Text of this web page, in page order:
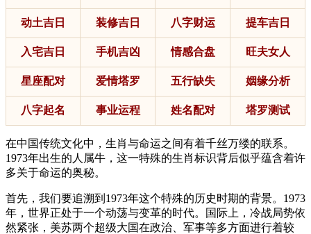
动土吉日 装修吉日 八字财运 提车吉日
入宅吉日 手机吉凶 情感合盘 旺夫女人
星座配对 爱情塔罗 五行缺失 姻缘分析
八字起名 事业运程 姓名配对 塔罗测试
在中国传统文化中，生肖与命运之间有着千丝万缕的联系。
1973年出生的人属牛，这一特殊的生肖标识背后似乎蕴含着许
多关于命运的奥秘。
首先，我们要追溯到1973年这个特殊的历史时期的背景。1973
年，世界正处于一个动荡与变革的时代。国际上，冷战局势依
然紧张，美苏两个超级大国在政治、军事等多方面进行着较